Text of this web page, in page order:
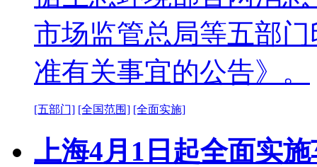
市场监管总局等五部
准有关事宜的公告》。
[五部门] [全国范围] [全面实施]
上海4月1日起全面实